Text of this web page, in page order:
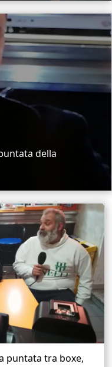
della
puntata tra boxe,